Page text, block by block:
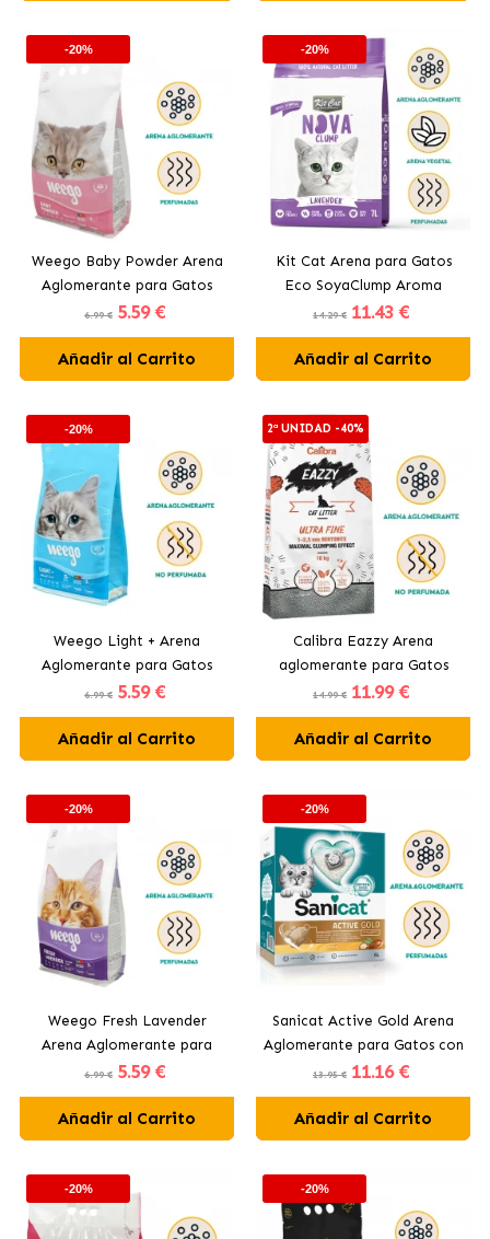
-20%
Weego Baby Powder Arena
Aglomerante para Gatos
Aroma Talco
6.99 € 5.59 €
Añadir al Carrito
-20%
Kit Cat Arena para Gatos
Eco SoyaClump Aroma
Lavanda
14.29 € 11.43 €
Añadir al Carrito
-20%
Weego Light + Arena
Aglomerante para Gatos
6.99 € 5.59 €
Añadir al Carrito
2ª UNIDAD -40%
Calibra Eazzy Arena
aglomerante para Gatos
Ultra Fina
14.99 € 11.99 €
Añadir al Carrito
-20%
Weego Fresh Lavender
Arena Aglomerante para
Gatos Aroma Lavanda
6.99 € 5.59 €
Añadir al Carrito
-20%
Sanicat Active Gold Arena
Aglomerante para Gatos con
Aceite de Argán
13.95 € 11.16 €
Añadir al Carrito
-20% -20%